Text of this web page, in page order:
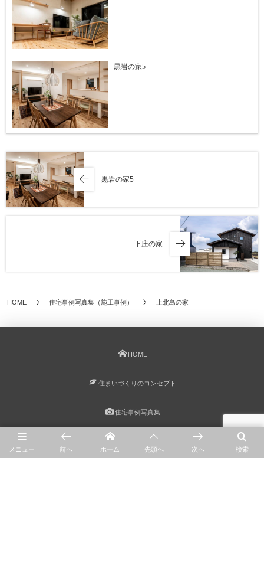
黒岩の家5
黒岩の家5
下庄の家
HOME 住宅事例写真集（施工事例） 上北島の家
HOME
住まいづくりのコンセプト
住宅事例写真集
リノベーション
メニュー 検索
前へ ホーム 先頭へ 次へ